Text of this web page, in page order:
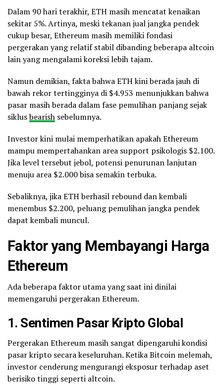
Dalam 90 hari terakhir, ETH masih mencatat kenaikan
sekitar 5%. Artinya, meski tekanan jual jangka pendek
cukup besar, Ethereum masih memiliki fondasi
pergerakan yang relatif stabil dibanding beberapa altcoin
lain yang mengalami koreksi lebih tajam.
Namun demikian, fakta bahwa ETH kini berada jauh di
bawah rekor tertingginya di $4.953 menunjukkan bahwa
pasar masih berada dalam fase pemulihan panjang sejak
siklusbearish sebelumnya.
Investor kini mulai memperhatikan apakah Ethereum
mampu mempertahankan area support psikologis $2.100.
Jika level tersebut jebol, potensi penurunan lanjutan
menuju area $2.000 bisa semakin terbuka.
Sebaliknya, jika ETH berhasil rebound dan kembali
menembus $2.200, peluang pemulihan jangka pendek
dapat kembali muncul.
Faktor yang Membayangi Harga
Ethereum
Ada beberapa faktor utama yang saat ini dinilai
memengaruhi pergerakan Ethereum.
1. Sentimen Pasar Kripto Global
Pergerakan Ethereum masih sangat dipengaruhi kondisi
pasar kripto secara keseluruhan. Ketika Bitcoin melemah,
investor cenderung mengurangi eksposur terhadap aset
berisiko tinggi seperti altcoin.